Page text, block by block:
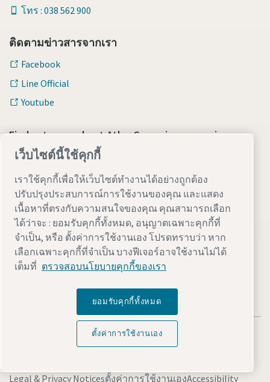
โทร : 038 562 900
ติดตามข่าวสารจากเรา
Facebook
Line Official
Youtube
Find out more about Atlas Copco in your region:
Visit the site
Legal & Privacy Noticesตั้งค่าการใช้งานเองAccessibility
เว็บไซต์นี้ใช้คุกกี้
เราใช้คุกกี้เพื่อให้เว็บไซต์ทำงานได้อย่างถูกต้อง
ปรับปรุงประสบการณ์การใช้งานของคุณ และแสดง
เนื้อหาที่ตรงกับความสนใจของคุณ คุณสามารถเลือก
ได้ว่าจะ : ยอมรับคุกกี้ทั้งหมด, อนุญาตเฉพาะคุกกี้ที่
จำเป็น, หรือ ตั้งค่าการใช้งานเอง โปรดทราบว่า หาก
เลือกเฉพาะคุกกี้ที่จำเป็น บางฟีเจอร์อาจใช้งานไม่ได้
เต็มที่ ตรวจสอบนโยบายคุกกี้ของเรา
ยอมรับคุกกี้ทั้งหมด
ตั้งค่าการใช้งานเอง